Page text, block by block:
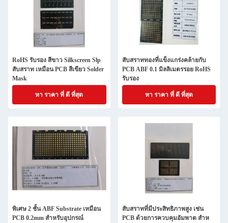
RoHS รับรอง สีขาว Silkscreen Slp
สับสราท เหมือน PCB สีเขียว Solder
Mask
หา ราคา ที่ ดี ที่สุด
สับสราททองที่แข็งแกร่งคล้ายกับ
PCB ABF 0.1 มิลลิเมตรรอย RoHS
รับรอง
หา ราคา ที่ ดี ที่สุด
พิเศษ 2 ชั้น ABF Substrate เหมือน
PCB 0.2mm สําหรับอุปกรณ์
สับสราทที่มีประสิทธิภาพสูง เช่น
PCB ด้วยการควบคุมอัมพาต สําห